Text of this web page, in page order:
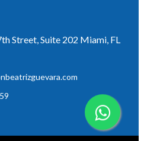
Street, Suite 202 Miami, FL